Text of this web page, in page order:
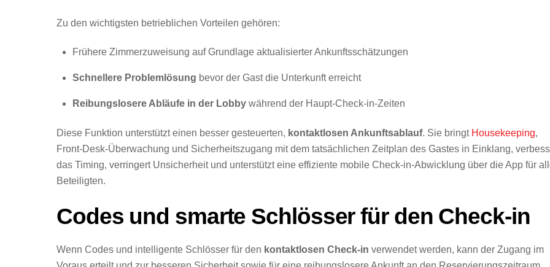
Zu den wichtigsten betrieblichen Vorteilen gehören:
Frühere Zimmerzuweisung auf Grundlage aktualisierter Ankunftsschätzungen
Schnellere Problemlösung bevor der Gast die Unterkunft erreicht
Reibungslosere Abläufe in der Lobbywährend der Haupt-Check-in-Zeiten
Diese Funktion unterstützt einen besser gesteuerten, kontaktlosen Ankunftsablauf. Sie bringt Housekeeping,
Front-Desk-Überwachung und Sicherheitszugang mit dem tatsächlichen Zeitplan des Gastes in Einklang,
das Timing, verringert Unsicherheit und unterstützt eine effiziente mobile Check-in-Abwicklung über die App für
Beteiligten.
Codes und smarte Schlösser für den Check-in
Wenn Codes und intelligente Schlösser für den kontaktlosen Check-in verwendet werden, kann der Zugang im